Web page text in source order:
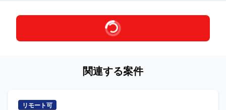
関連する案件
リモート可